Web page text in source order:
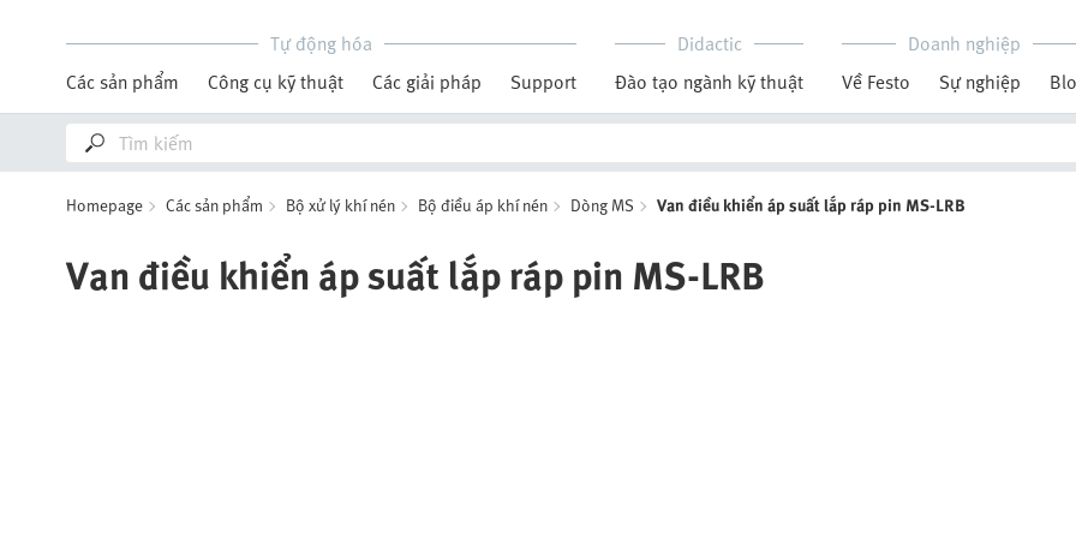
Tự động hóa
Các sản phẩm
Công cụ kỹ thuật Các giải pháp Support
Didactic
Đào tạo ngành kỹ thuật
Doanh nghiệp
Về Festo
Sự nghiệp
Homepage Các sản phẩm Bộ xử lý khí nén Bộ điều áp khí nén Dòng MS Van điều khiển áp suất lắp ráp pin MS-LRB
Van điều khiển áp suất lắp ráp pin MS-LRB